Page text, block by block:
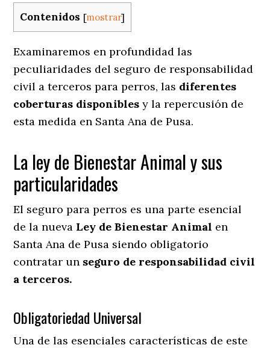
Contenidos [mostrar]
Examinaremos en profundidad las
peculiaridades del seguro de responsabilidad
civil a terceros para perros, las diferentes
coberturas disponibles y la repercusión de
esta medida en Santa Ana de Pusa.
La ley de Bienestar Animal y sus
particularidades
El seguro para perros es una parte esencial
de la nueva Ley de Bienestar Animal en
Santa Ana de Pusa siendo obligatorio
contratar un seguro de responsabilidad civil
a terceros.
Obligatoriedad Universal
Una de las esenciales características de este